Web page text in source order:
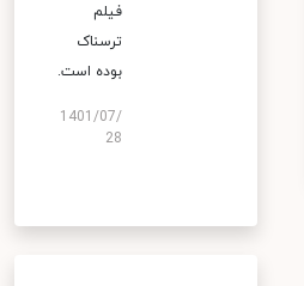
فیلم
ترسناک
بوده است.
1401/07/
28